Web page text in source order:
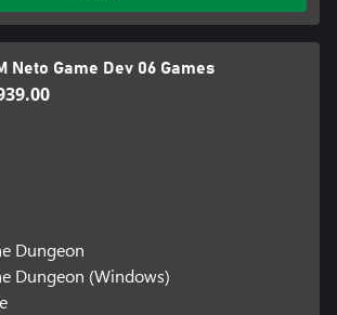
Neto Game Dev 06 Games
Dungeon
Dungeon (Windows)